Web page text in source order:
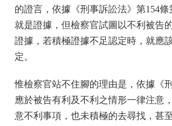
的證言，依據《刑事訴訟法》第154
就是證據，但檢察官試圖以不利被告
證據，若積極證據不足認定時，就應
定。
惟檢察官站不住腳的理由是，依據《
應於被告有利及不利之情形一律注意
意不利事項，也未積極的去尋找，甚